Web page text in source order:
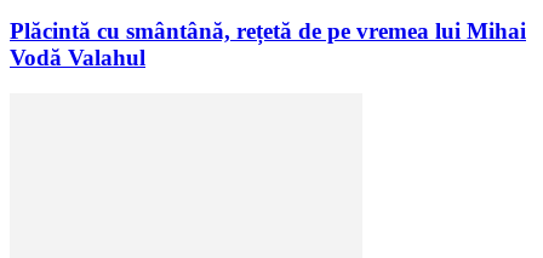
Plăcintă cu smântână, rețetă de pe vremea lui Mihai
Vodă Valahul